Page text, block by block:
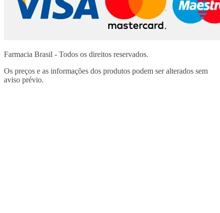
Farmacia Brasil - Todos os direitos reservados.
Os preços e as informações dos produtos podem ser alterados sem
aviso prévio.